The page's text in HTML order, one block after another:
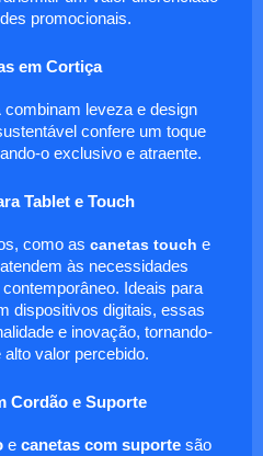
promocionais.
em Cortiça
combinam leveza e design
confere um toque
o exclusivo e atraente.
Tablet e Touch
como as canetas touch e
às necessidades
Ideais para
dispositivos digitais, essas
e inovação, tornando-
valor percebido.
Cordão e Suporte
e canetas com suportesão